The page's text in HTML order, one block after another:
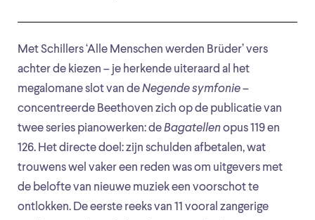
Met Schillers ‘Alle Menschen werden Brüder’ vers
achter de kiezen – je herkende uiteraard al het
megalomane slot van deNegende symfonie–
concentreerde Beethoven zich op de publicatie van
twee series pianowerken: deBagatellenopus 119 en
126. Het directe doel: zijn schulden afbetalen, wat
trouwens wel vaker een reden was om uitgevers met
de belofte van nieuwe muziek een voorschot te
ontlokken. De eerste reeks van 11 vooral zangerige